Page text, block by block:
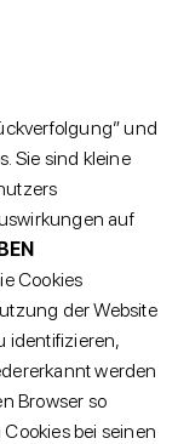
und
Sie sind kleine
auf
Cookies
der Website
identifizieren,
werden
Browser so
bei seinen